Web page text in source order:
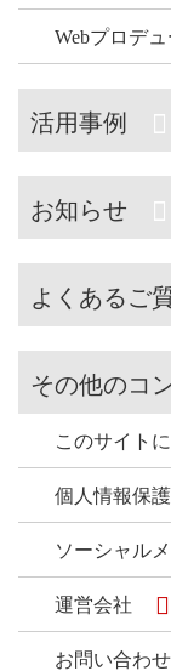
Webプロデ
活用事例
お知らせ
よくあるご
その他のコ
このサイト
個人情報保
ソーシャル
運営会社
お問い合わせ